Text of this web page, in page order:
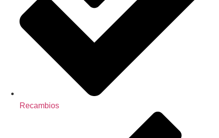
Recambios